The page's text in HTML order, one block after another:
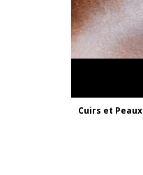
Cuirs et Peaux